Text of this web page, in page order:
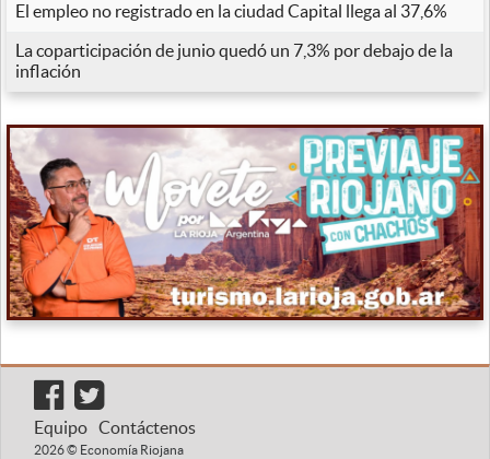
El empleo no registrado en la ciudad Capital llega al 37,6%
La coparticipación de junio quedó un 7,3% por debajo de la
inflación
Equipo Contáctenos
2026 © Economía Riojana